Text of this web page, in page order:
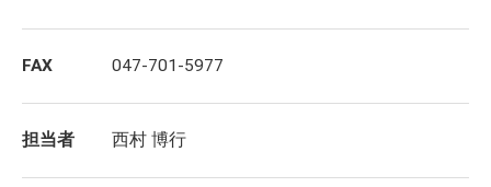
FAX 047-701-5977
担当者 西村 博行